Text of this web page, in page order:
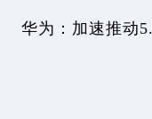
华为：加速推动